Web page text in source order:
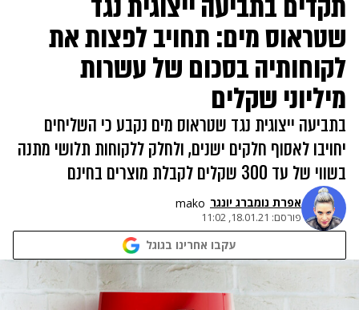
שטראוס מים: תחויב לפצות את
לקוחותיה בסכום של עשרות
מיליוני שקלים
בתביעה ייצוגית נגד שטראוס מים נקבע כי השליחים
יחויבו לאסוף חלקים ישנים, ולחלק ללקוחות תלושי מתנה
בשווי של עד 300 שקלים לקבלת מוצרים בחינם
אפרת נומברג יונגר mako
פורסם: 18.01.21, 11:02
עקבו אחרינו בגוגל